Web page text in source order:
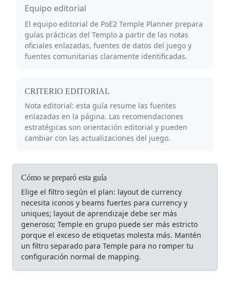
Equipo editorial
El equipo editorial de PoE2 Temple Planner prepara
guías prácticas del Templo a partir de las notas
oficiales enlazadas, fuentes de datos del juego y
fuentes comunitarias claramente identificadas.
CRITERIO EDITORIAL
Nota editorial: esta guía resume las fuentes
enlazadas en la página. Las recomendaciones
estratégicas son orientación editorial y pueden
cambiar con las actualizaciones del juego.
Cómo se preparó esta guía
Elige el filtro según el plan: layout de currency
necesita iconos y beams fuertes para currency y
uniques; layout de aprendizaje debe ser más
generoso; Temple en grupo puede ser más estricto
porque el exceso de etiquetas molesta más. Mantén
un filtro separado para Temple para no romper tu
configuración normal de mapping.